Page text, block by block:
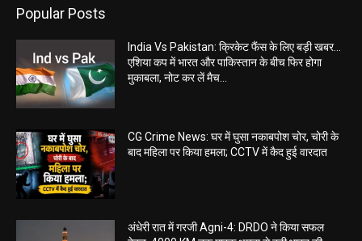
Popular Posts
India Vs Pakistan: क्रिकेट फैंस के लिए बड़ी खबर…
एशिया कप में भारत और पाकिस्तान के बीच फिर होगा
मुकाबला, नोट कर लें मैच...
CG Crime News: घर में घुसा नकाबपोश चोर, चोरी के
बाद महिला पर किया हमला; CCTV में कैद हुई वारदात
अंधेरी रात में गरजी Agni-4: DRDO ने किया सफल